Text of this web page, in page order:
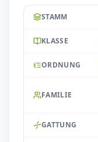
STAMM
KLASSE
ORDNUNG
FAMILIE
GATTUNG